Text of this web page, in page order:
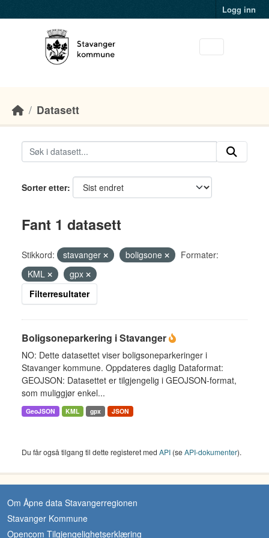
Logg inn
Datasett
Sorter etter
Fant 1 datasett
Stikkord: stavanger boligsone
Formater:
KML
gpx
Filterresultater
Boligsoneparkering i Stavanger
NO: Dette datasettet viser boligsoneparkeringer i
Stavanger kommune. Oppdateres daglig Dataformat:
GEOJSON: Datasettet er tilgjengelig i GEOJSON-format,
som muliggjør enkel...
GeoJSON KML gpx JSON
Du får også tilgang til dette registeret med API (seAPI-dokumenter).
Om Åpne data Stavangerregionen
Stavanger Kommune
Opencom Tilgjengelighetserklæring